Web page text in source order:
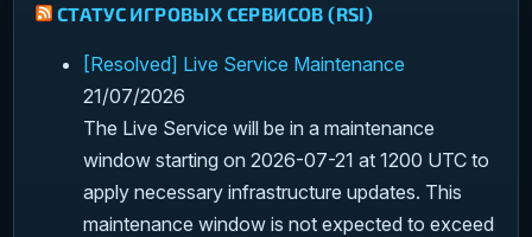
СТАТУС ИГРОВЫХ СЕРВИСОВ (RSI)
[Resolved] Live Service Maintenance
21/07/2026
The Live Service will be in a maintenance
window starting on 2026-07-21 at 1200 UTC to
apply necessary infrastructure updates. This
maintenance window is not expected to exceed